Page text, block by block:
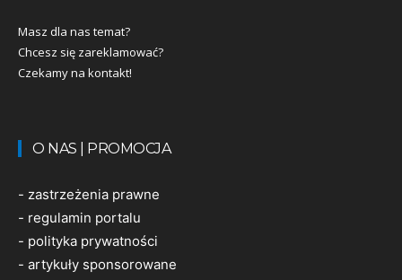
Masz dla nas temat?
Chcesz się zareklamować?
Czekamy na kontakt!
O NAS | PROMOCJA
- zastrzeżenia prawne
- regulamin portalu
- polityka prywatności
- artykuły sponsorowane